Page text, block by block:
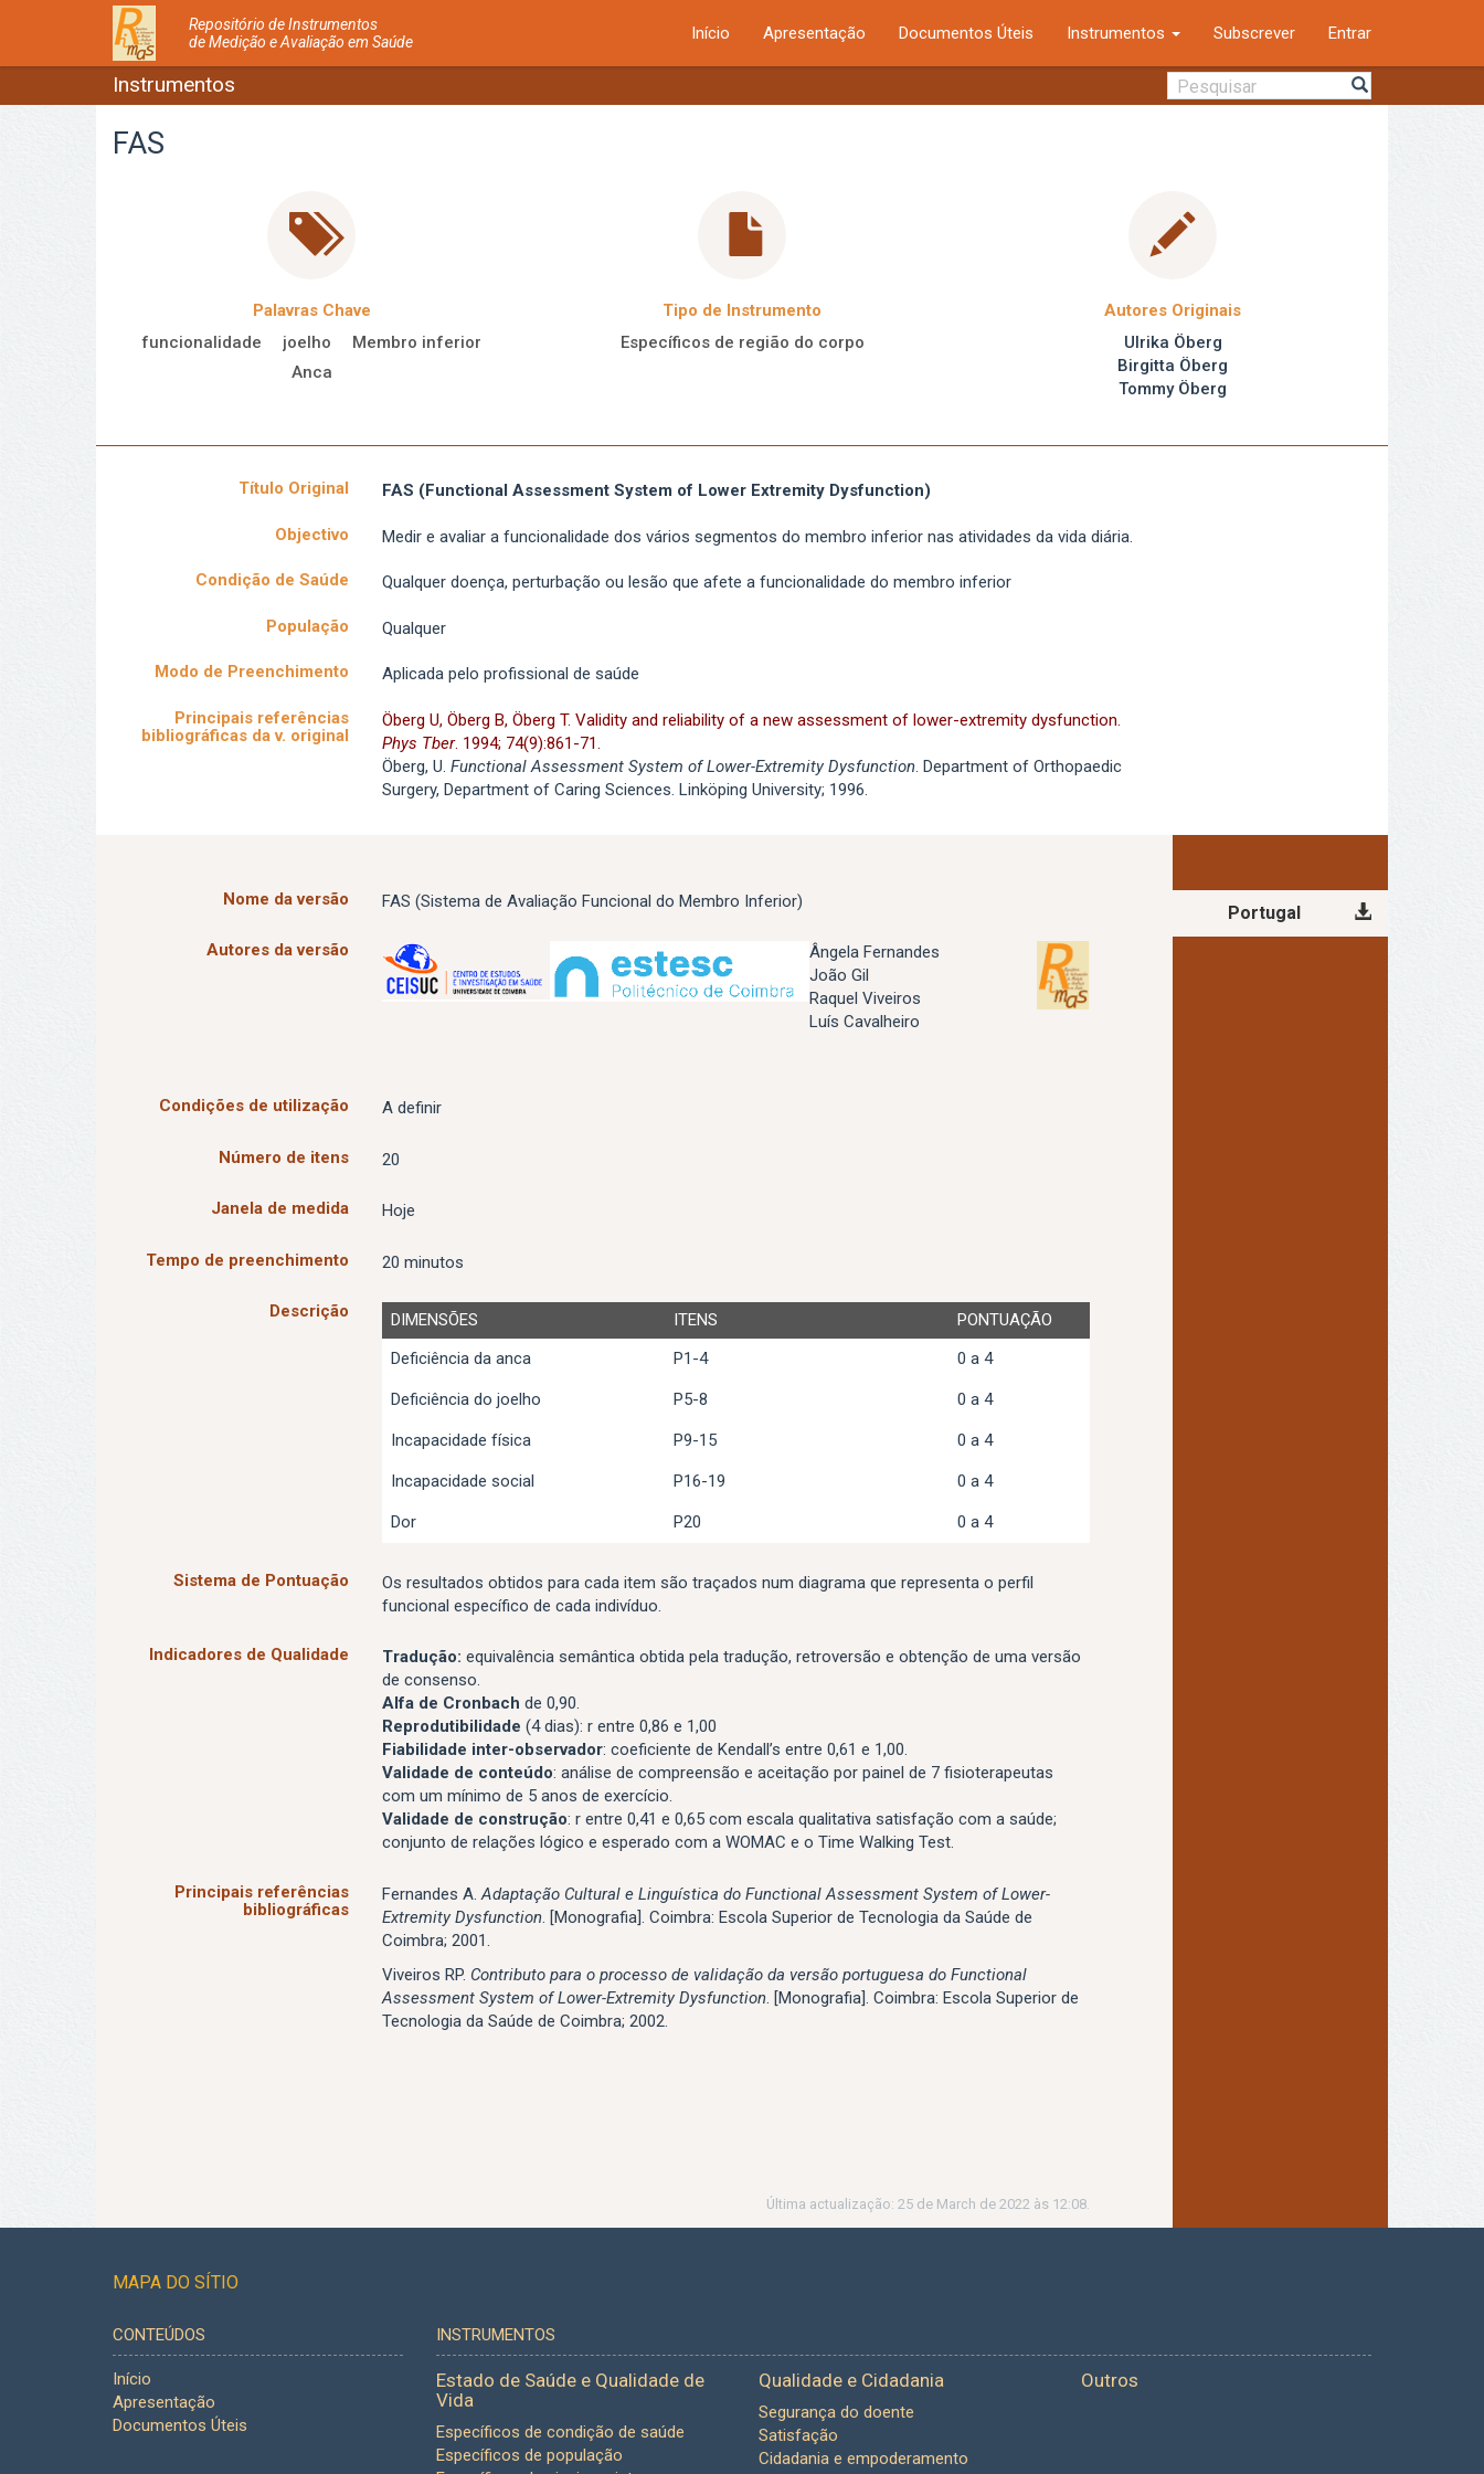
Repositório de Instrumentos
de Medição e Avaliação em Saúde
Início Apresentação Documentos Úteis Instrumentos Subscrever Entrar
Instrumentos
FAS
Palavras Chave
funcionalidade
joelho
Membro inferior
Anca
Tipo de Instrumento
Específicos de região do corpo
Autores Originais
Ulrika Öberg
Birgitta Öberg
Tommy Öberg
Título Original FAS (Functional Assessment System of Lower Extremity Dysfunction)
Objectivo Medir e avaliar a funcionalidade dos vários segmentos do membro inferior nas atividades da vida diária.
Condição de Saúde Qualquer doença, perturbação ou lesão que afete a funcionalidade do membro inferior
População Qualquer
Modo de Preenchimento Aplicada pelo profissional de saúde
Principais referências
bibliográficas da v. original
Öberg U, Öberg B, Öberg T. Validity and reliability of a new assessment of lower-extremity dysfunction.
Phys Tber. 1994; 74(9):861-71.
Öberg, U. Functional Assessment System of Lower-Extremity Dysfunction. Department of Orthopaedic
Surgery, Department of Caring Sciences. Linköping University; 1996.
Portugal
Nome da versão FAS (Sistema de Avaliação Funcional do Membro Inferior)
Autores da versão
Ângela Fernandes
João Gil
Raquel Viveiros
Luís Cavalheiro
Condições de utilização A definir
Número de itens 20
Janela de medida Hoje
Tempo de preenchimento 20 minutos
Descrição DIMENSÕES ITENS
PONTUAÇÃO
Deficiência da anca
P1-4 0 a 4
Deficiência do joelho P5-8 0 a 4
Incapacidade física P9-15 0 a 4
Incapacidade social P16-19 0 a 4
Dor P20 0 a 4
Sistema de Pontuação
Os resultados obtidos para cada item são traçados num diagrama que representa o perfil
funcional específico de cada indivíduo.
Indicadores de Qualidade Tradução: equivalência semântica obtida pela tradução, retroversão e obtenção de uma versão
de consenso.
Alfa de Cronbach de 0,90.
Reprodutibilidade (4 dias): r entre 0,86 e 1,00
Fiabilidade inter-observador: coeficiente de Kendall’s entre 0,61 e 1,00.
Validade de conteúdo: análise de compreensão e aceitação por painel de 7 fisioterapeutas
com um mínimo de 5 anos de exercício.
Validade de construção: r entre 0,41 e 0,65 com escala qualitativa satisfação com a saúde;
conjunto de relações lógico e esperado com a WOMAC e o Time Walking Test.
Principais referências
bibliográficas
Fernandes A. Adaptação Cultural e Linguística do Functional Assessment System of Lower-
Extremity Dysfunction. [Monografia]. Coimbra: Escola Superior de Tecnologia da Saúde de
Coimbra; 2001.
Viveiros RP. Contributo para o processo de validação da versão portuguesa do Functional
Assessment System of Lower-Extremity Dysfunction. [Monografia]. Coimbra: Escola Superior de
Tecnologia da Saúde de Coimbra; 2002.
Última actualização: 25 de March de 2022 às 12:08.
MAPA DO SÍTIO
CONTEÚDOS INSTRUMENTOS
Início
Apresentação
Documentos Úteis
Estado de Saúde e Qualidade de
Vida
Específicos de condição de saúde
Específicos de população
Qualidade e Cidadania
Segurança do doente
Satisfação
Cidadania e empoderamento
Outros